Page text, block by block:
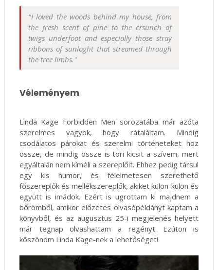
"I loved the woods behind my house, from
the fresh scent of pine to the crsunch of
twigs underfoot and especially those stray
ribbons of sunloght that streamed through
the tree limbs."
Véleményem
Linda Kage Forbidden Men sorozatába már azóta
szerelmes vagyok, hogy rátaláltam. Mindig
csodálatos párokat és szerelmi történeteket hoz
össze, de mindig össze is töri kicsit a szívem, mert
egyáltalán nem kíméli a szereplőit. Ehhez pedig társul
egy kis humor, és félelmetesen szerethető
főszereplők és mellékszereplők, akiket külön-külön és
együtt is imádok. Ezért is ugrottam ki majdnem a
bőrömből, amikor előzetes olvasópéldányt kaptam a
könyvből, és az augusztus 25-i megjelenés helyett
már tegnap olvashattam a regényt. Ezúton is
köszönöm Linda Kage-nek a lehetőséget!